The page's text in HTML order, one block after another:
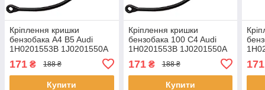
Кріплення кришки
бензобака A4 B5 Audi
1H0201553B 1J0201550A
1J0201550AN кільце
171 ₴ 188 ₴
Купити
Кріплення кришки
бензобака 100 C4 Audi
1H0201553B 1J0201550A
1J0201550AN кільце
171₴ 188 ₴
Купити
171